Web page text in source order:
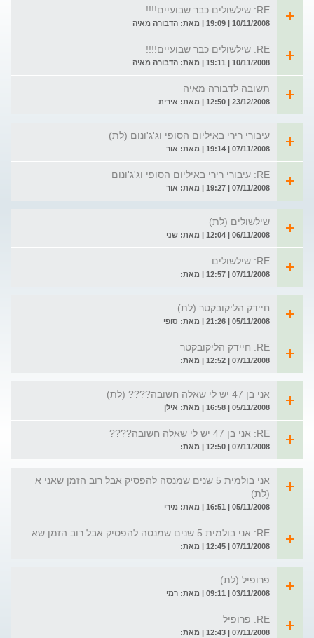
RE: שילשולים כבר שבועיים!!!!
10/11/2008 | 19:09 | מאת: הדבורה מאיה
RE: שילשולים כבר שבועיים!!!!
10/11/2008 | 19:11 | מאת: הדבורה מאיה
תשובה לדבורה מאיה
23/12/2008 | 12:50 | מאת: אירית
עיבורי רירי באיליום הסופי וג'ג'ונום (לת)
07/11/2008 | 19:14 | מאת: אור
RE: עיבורי רירי באיליום הסופי וג'ג'ונום
07/11/2008 | 19:27 | מאת: אור
שילשולים (לת)
06/11/2008 | 12:04 | מאת: שני
RE: שילשולים
07/11/2008 | 12:57 | מאת:
חיידק הליקובקטר (לת)
05/11/2008 | 21:26 | מאת: סופי
RE: חיידק הליקובקטר
07/11/2008 | 12:52 | מאת:
אני בן 47 יש לי שאלה חשובה???? (לת)
05/11/2008 | 16:58 | מאת: אילן
RE: אני בן 47 יש לי שאלה חשובה????
07/11/2008 | 12:50 | מאת:
אני בולמית 5 שנים שמנסה להפסיק אבל רוב הזמן שאני א
(לת)
05/11/2008 | 16:51 | מאת: מירי
RE: אני בולמית 5 שנים שמנסה להפסיק אבל רוב הזמן שא
07/11/2008 | 12:45 | מאת:
פרופיל (לת)
03/11/2008 | 09:11 | מאת: רמי
RE: פרופיל
07/11/2008 | 12:43 | מאת: